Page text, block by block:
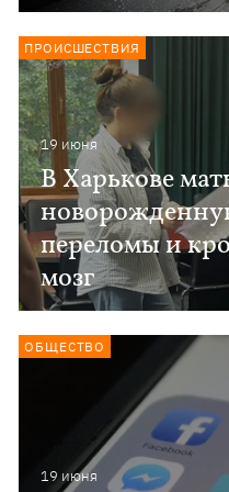
19 июня
В Харькове
переломы и
мозг
ПРОИСШЕСТВИЯ
19 июня
ОБЩЕСТВО